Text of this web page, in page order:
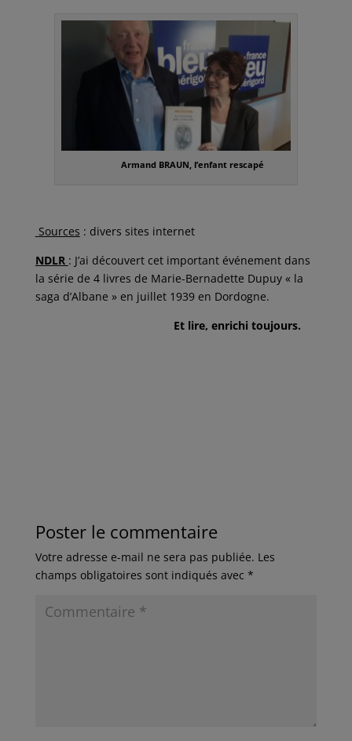
Armand BRAUN, l’enfant rescapé
Sources : divers sites internet
NDLR : J’ai découvert cet important événement dans
la série de 4 livres de Marie-Bernadette Dupuy « la
saga d’Albane » en juillet 1939 en Dordogne.
Et lire, enrichi toujours.
Poster le commentaire
Votre adresse e-mail ne sera pas publiée. Les
champs obligatoires sont indiqués avec *